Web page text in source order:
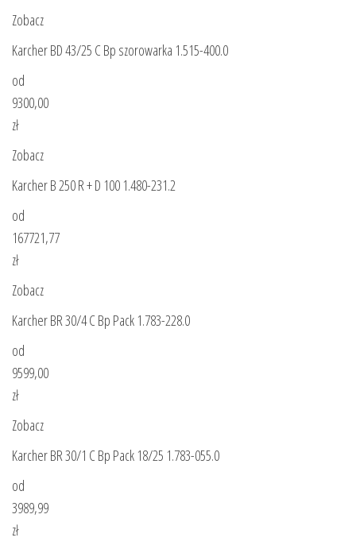
Zobacz
Karcher BD 43/25 C Bp szorowarka 1.515-400.0
od
9300,00
zł
Zobacz
Karcher B 250 R + D 100 1.480-231.2
od
167721,77
zł
Zobacz
Karcher BR 30/4 C Bp Pack 1.783-228.0
od
9599,00
zł
Zobacz
Karcher BR 30/1 C Bp Pack 18/25 1.783-055.0
od
3989,99
zł